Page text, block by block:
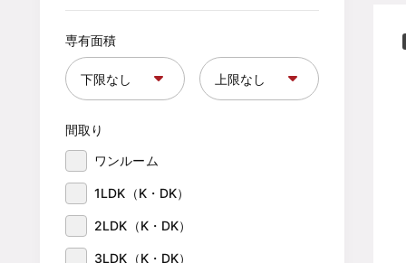
専有面積
間取り
ワンルーム
1LDK（K・DK）
2LDK（K・DK）
3LDK（K・DK）